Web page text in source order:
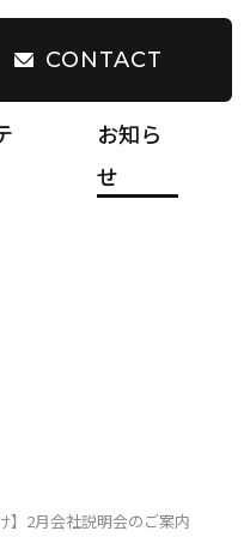
お知ら
せ
CONTACT
】2月会社説明会のご案内